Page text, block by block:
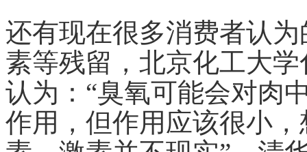
还有现在很多消费者认
素等残留，北京化工大
认为：“臭氧可能会对肉
作用，但作用应该很小